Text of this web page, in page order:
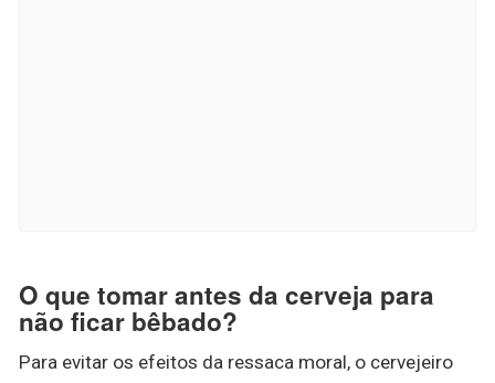
O que tomar antes da cerveja para
não ficar bêbado?
Para evitar os efeitos da ressaca moral, o cervejeiro